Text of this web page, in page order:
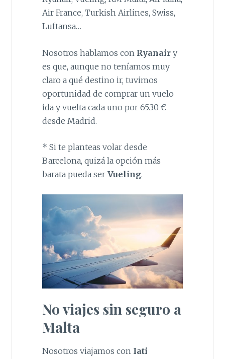
Air France, Turkish Airlines, Swiss,
Luftansa…
Nosotros hablamos con Ryanair y
es que, aunque no teníamos muy
claro a qué destino ir, tuvimos
oportunidad de comprar un vuelo
ida y vuelta cada uno por 65.30 €
desde Madrid.
* Si te planteas volar desde
Barcelona, quizá la opción más
barata pueda ser Vueling.
No viajes sin seguro a
Malta
Nosotros viajamos con Iati